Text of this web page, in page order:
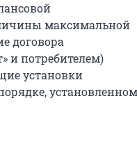
максимальной
договора
и потребителем)
установки
установленном